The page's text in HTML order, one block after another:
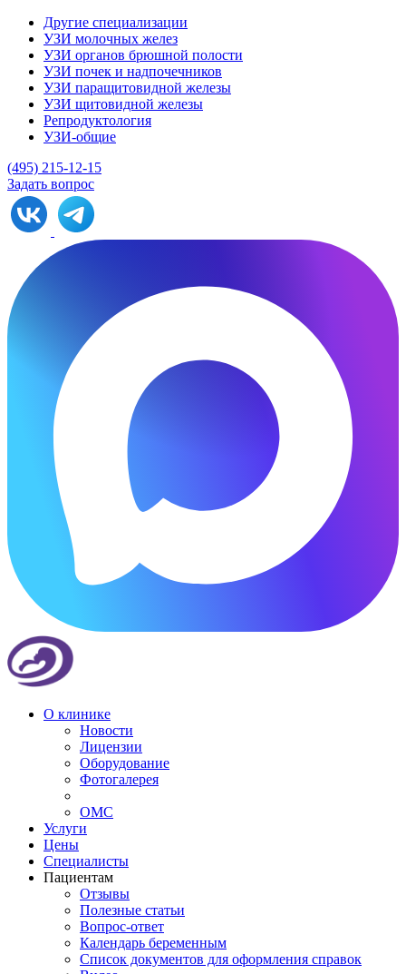
Другие специализации
УЗИ молочных желез
УЗИ органов брюшной полости
УЗИ почек и надпочечников
УЗИ паращитовидной железы
УЗИ щитовидной железы
Репродуктология
УЗИ-общие
(495) 215-12-15
Задать вопрос
О клинике
Новости
Лицензии
Оборудование
Фотогалерея
ОМС
Услуги
Цены
Специалисты
Пациентам
Отзывы
Полезные статьи
Вопрос-ответ
Календарь беременным
Список документов для оформления справок